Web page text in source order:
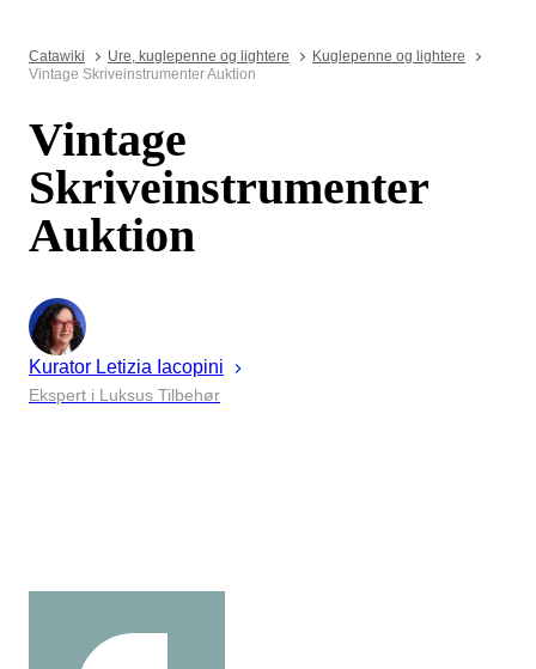
Catawiki Ure, kuglepenne og lightere
Kuglepenne og lightere
Vintage Skriveinstrumenter Auktion
Vintage
Skriveinstrumenter
Auktion
Kurator Letizia Iacopini
Ekspert i Luksus Tilbehør